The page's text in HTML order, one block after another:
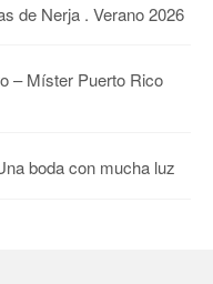
de Nerja . Verano 2026
– Míster Puerto Rico
boda con mucha luz